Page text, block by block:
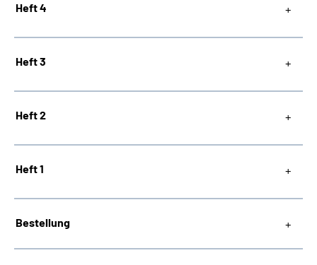
Heft 4
Heft 3
Heft 2
Heft 1
Bestellung